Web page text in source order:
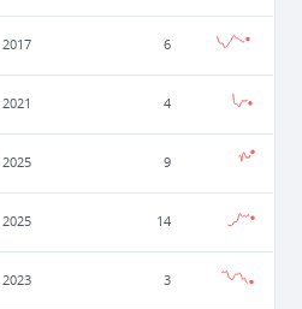
2017 6
2021 4
2025 9
2025 14
2023 3